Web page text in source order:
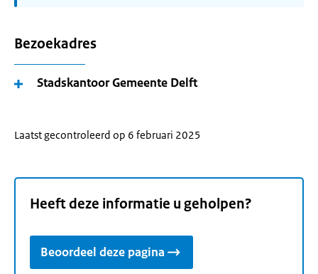
Bezoekadres
Stadskantoor Gemeente Delft
Laatst gecontroleerd op 6 februari 2025
Heeft deze informatie u geholpen?
Beoordeel deze pagina